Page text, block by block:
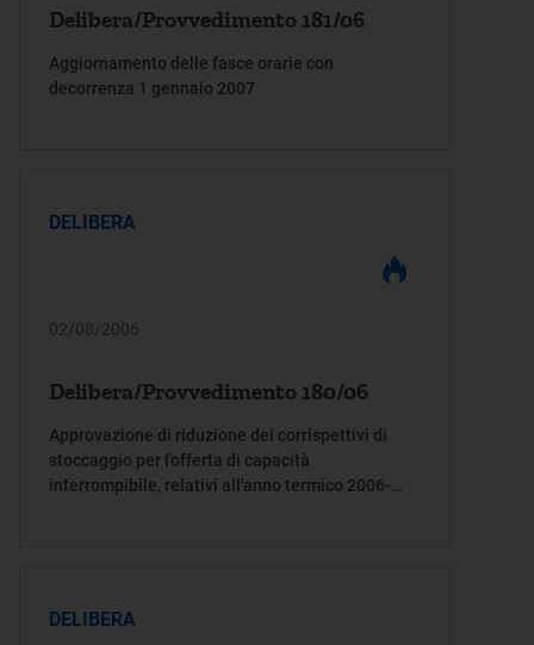
Delibera/Provvedimento 181/06
Aggiornamento delle fasce orarie con
decorrenza 1 gennaio 2007
DELIBERA
02/08/2006
Delibera/Provvedimento 180/06
Approvazione di riduzione dei corrispettivi di
stoccaggio per l'offerta di capacità
interrompibile, relativi all'anno termico 2006-
DELIBERA